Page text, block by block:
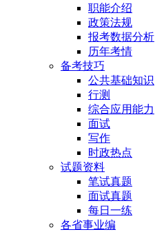
职能介绍
政策法规
报考数据分析
历年考情
备考技巧
公共基础知识
行测
综合应用能力
面试
写作
时政热点
试题资料
笔试真题
面试真题
每日一练
各省事业编